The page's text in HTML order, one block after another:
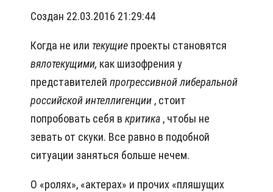
Создан 22.03.2016 21:29:44
Когда не или текущие проекты становятся
вялотекущими, как шизофрения у
представителей прогрессивнойлиберальной
российской интеллигенции , стоит
попробовать себя в критика , чтобы не
зевать от скуки. Все равно в подобной
ситуации заняться больше нечем.
О «ролях», «актерах» и прочих «пляшущих